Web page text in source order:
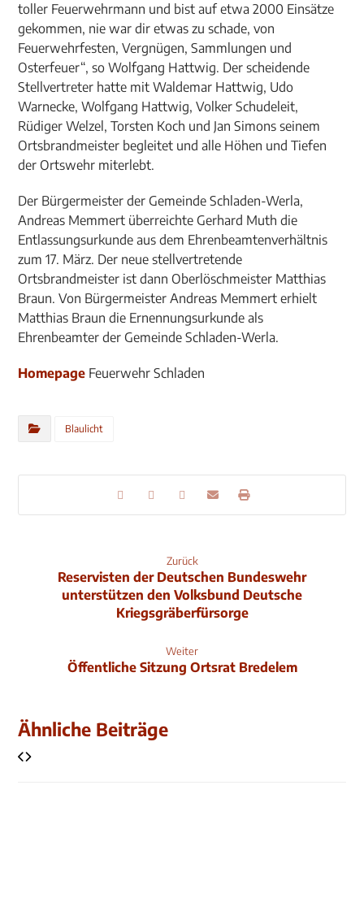
toller Feuerwehrmann und bist auf etwa 2000 Einsätze
gekommen, nie war dir etwas zu schade, von
Feuerwehrfesten, Vergnügen, Sammlungen und
Osterfeuer“, so Wolfgang Hattwig. Der scheidende
Stellvertreter hatte mit Waldemar Hattwig, Udo
Warnecke, Wolfgang Hattwig, Volker Schudeleit,
Rüdiger Welzel, Torsten Koch und Jan Simons seinem
Ortsbrandmeister begleitet und alle Höhen und Tiefen
der Ortswehr miterlebt.
Der Bürgermeister der Gemeinde Schladen-Werla,
Andreas Memmert überreichte Gerhard Muth die
Entlassungsurkunde aus dem Ehrenbeamtenverhältnis
zum 17. März. Der neue stellvertretende
Ortsbrandmeister ist dann Oberlöschmeister Matthias
Braun. Von Bürgermeister Andreas Memmert erhielt
Matthias Braun die Ernennungsurkunde als
Ehrenbeamter der Gemeinde Schladen-Werla.
Homepage Feuerwehr Schladen
Blaulicht
Zurück
Reservisten der Deutschen Bundeswehr
unterstützen den Volksbund Deutsche
Kriegsgräberfürsorge
Weiter
Öffentliche Sitzung Ortsrat Bredelem
Ähnliche Beiträge